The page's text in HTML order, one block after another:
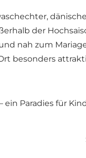
der
nah zum
besonders
ein Paradies für